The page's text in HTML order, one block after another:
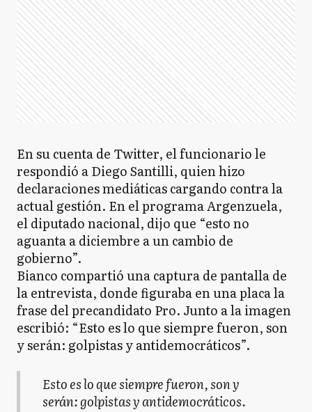
En su cuenta de Twitter, el funcionario le
respondió a Diego Santilli, quien hizo
declaraciones mediáticas cargando contra la
actual gestión. En el programa Argenzuela,
el diputado nacional, dijo que “esto no
aguanta a diciembre a un cambio de
gobierno”.
Bianco compartió una captura de pantalla de
la entrevista, donde figuraba en una placa la
frase del precandidato Pro. Junto a la imagen
escribió: “Esto es lo que siempre fueron, son
y serán: golpistas y antidemocráticos”.
Esto es lo que siempre fueron, son y
serán: golpistas y antidemocráticos.